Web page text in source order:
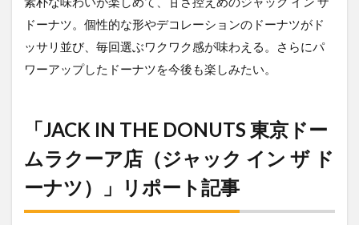
ドーナツ。個性的な形やデコレーションのドーナツがド
ッサリ並び、毎回選ぶワクワク感が味わえる。さらにパ
ワーアップしたドーナツを今後も楽しみたい。
「JACK IN THE DONUTS 東京ドー
ムラクーア店（ジャック イン ザ ド
ーナツ）」リポート記事